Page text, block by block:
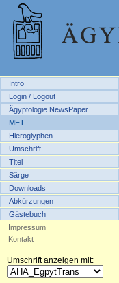
Intro
Login / Logout
Ägyptologie NewsPaper
MET
Hieroglyphen
Umschrift
Titel
Särge
Downloads
Abkürzungen
Gästebuch
Impressum
Kontakt
Umschrift anzeigen mit: